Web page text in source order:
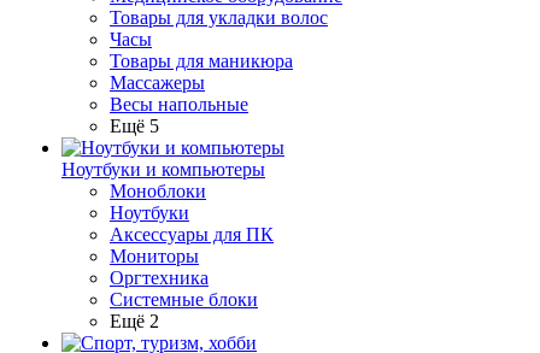
Товары для укладки волос
Часы
Товары для маникюра
Массажеры
Весы напольные
Ещё 5
Ноутбуки и компьютеры
Моноблоки
Ноутбуки
Аксессуары для ПК
Мониторы
Оргтехника
Системные блоки
Ещё 2